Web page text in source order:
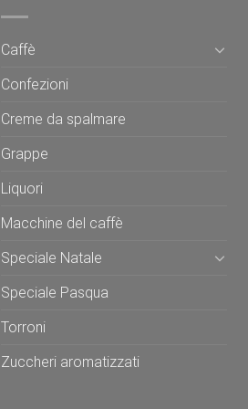
Caffè
Confezioni
Creme da spalmare
Grappe
Liquori
Macchine del caffè
Speciale Natale
Speciale Pasqua
Torroni
Zuccheri aromatizzati